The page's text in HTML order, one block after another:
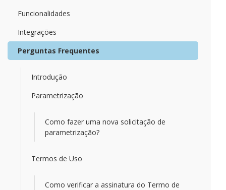
Funcionalidades
Integrações
Perguntas Frequentes
Introdução
Parametrização
Como fazer uma nova solicitação de
parametrização?
Termos de Uso
Como verificar a assinatura do Termo de